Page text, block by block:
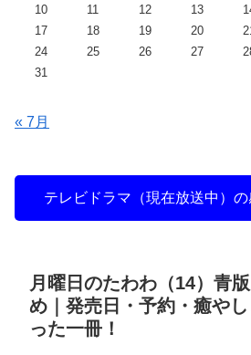
10
11 12 13
17
18 19 20
24
25 26 27
31
« 7月
テレビドラマ（現在放送中）
月曜日のたわわ（14）青
め｜発売日・予約・癒や
った一冊！